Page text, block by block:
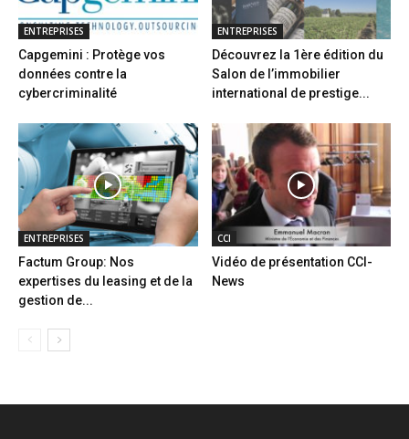
ENTREPRISES
Capgemini : Protège vos
données contre la
cybercriminalité
ENTREPRISES
Découvrez la 1ère édition du
Salon de l’immobilier
international de prestige...
ENTREPRISES
Factum Group: Nos
expertises du leasing et de la
gestion de...
CCI
Vidéo de présentation CCI-
News